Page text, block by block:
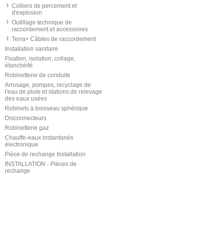
Colliers de percement et
d'explosion
Outillage technique de
raccordement et accessoires
Terra+ Câbles de raccordement
Installation sanitaire
Fixation, isolation, collage,
étanchéité
Robinetterie de conduite
Arrosage, pompes, recyclage de
l'eau de pluie et stations de relevage
des eaux usées
Robinets à boisseau sphérique
Disconnecteurs
Robinetterie gaz
Chauffe-eaux instantanés
électronique
Pièce de rechange Installation
INSTALLATION - Pièces de
rechange